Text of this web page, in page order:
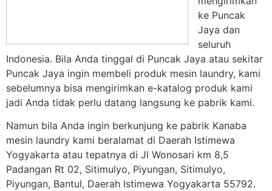
ke Puncak
Jaya dan
seluruh
Indonesia. Bila Anda tinggal di Puncak Jaya atau sekitar
Puncak Jaya ingin membeli produk mesin laundry, kami
sebelumnya bisa mengirimkan e-katalog produk kami
jadi Anda tidak perlu datang langsung ke pabrik kami.
Namun bila Anda ingin berkunjung ke pabrik Kanaba
mesin laundry kami beralamat di Daerah Istimewa
Yogyakarta atau tepatnya di Jl Wonosari km 8,5
Padangan Rt 02, Sitimulyo, Piyungan, Sitimulyo,
Piyungan, Bantul, Daerah Istimewa Yogyakarta 55792.